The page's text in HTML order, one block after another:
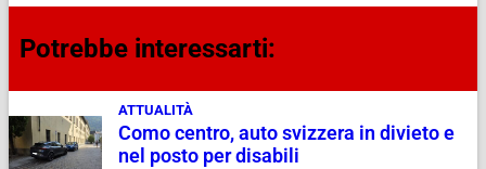
Potrebbe interessarti:
ATTUALITÀ
Como centro, auto svizzera in divieto e
nel posto per disabili